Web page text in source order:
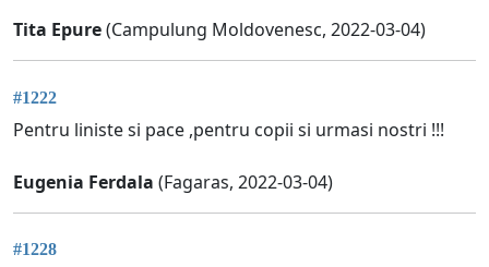
Tita Epure(Campulung Moldovenesc, 2022-03-04)
#1222
Pentru liniste si pace ,pentru copii si urmasi nostri !!!
Eugenia Ferdala (Fagaras, 2022-03-04)
#1228